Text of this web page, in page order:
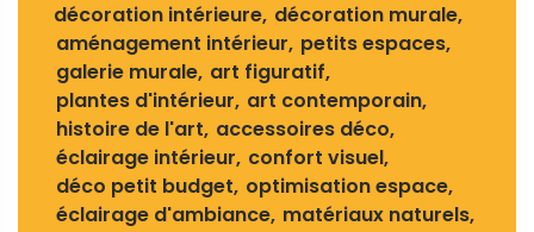
décoration intérieure décoration murale
aménagement intérieur petits espaces
galerie murale art figuratif
plantes d'intérieur art contemporain
histoire de l'art accessoires déco
éclairage intérieur confort visuel
déco petit budget optimisation espace
éclairage d'ambiance matériaux naturels